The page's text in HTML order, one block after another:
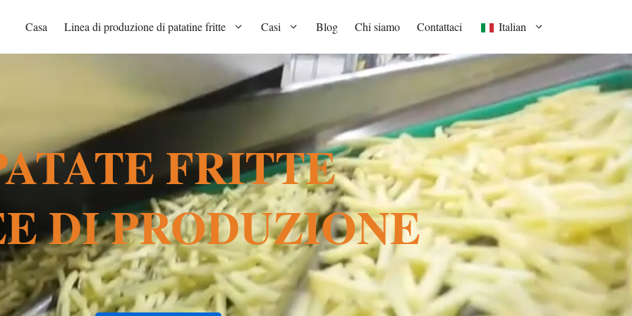
Casa Linea di produzione di patatine fritte Casi Blog Chi siamo Contattaci Italian
FRITTE
DI PRODUZIONE